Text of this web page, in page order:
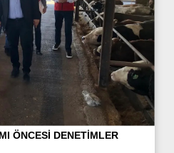
ÖNCESİ DENETİMLER